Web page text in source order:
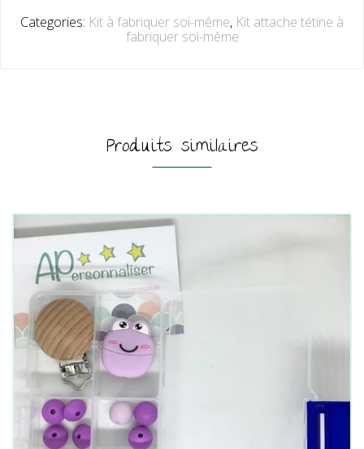
Categories: Kit à fabriquer soi-même, Kit attache tétine à
fabriquer soi-même
Produits similaires